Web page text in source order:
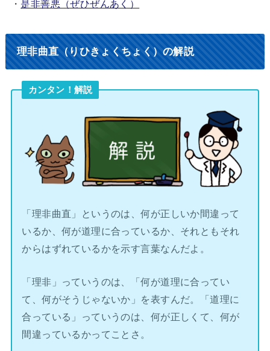
・ 是非善悪（ぜひぜんあく）
理非曲直（りひきょくちょく）の解説
カンタン！解説
「理非曲直」というのは、何が正しいか間違って
いるか、何が道理に合っているか、それともそれ
からはずれているかを示す言葉なんだよ。
「理非」っていうのは、「何が道理に合ってい
て、何がそうじゃないか」を表すんだ。「道理に
合っている」っていうのは、何が正しくて、何が
間違っているかってことさ。